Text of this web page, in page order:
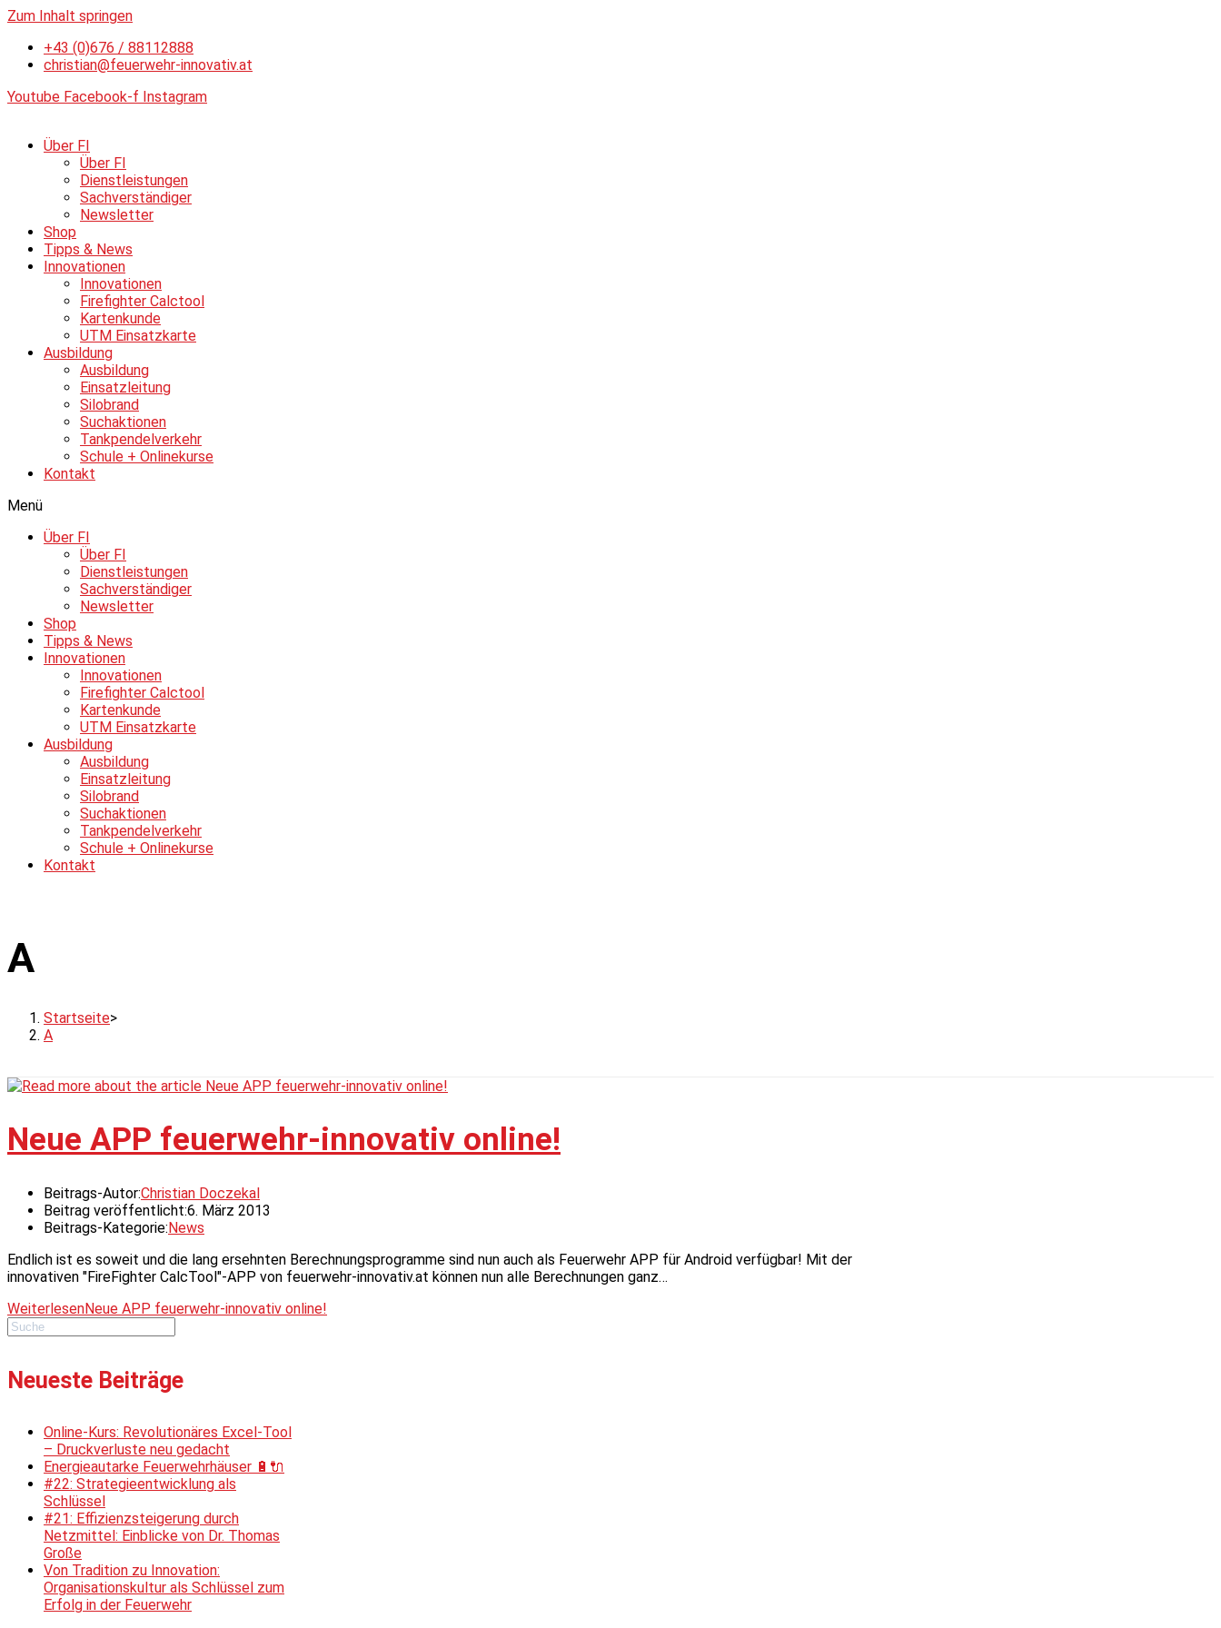
Zum Inhalt springen
+43 (0)676 / 88112888
christian@feuerwehr-innovativ.at
Youtube Facebook-f Instagram
Über FI
Über FI
Dienstleistungen
Sachverständiger
Newsletter
Shop
Tipps & News
Innovationen
Innovationen
Firefighter Calctool
Kartenkunde
UTM Einsatzkarte
Ausbildung
Ausbildung
Einsatzleitung
Silobrand
Suchaktionen
Tankpendelverkehr
Schule + Onlinekurse
Kontakt
Menü
Über FI
Über FI
Dienstleistungen
Sachverständiger
Newsletter
Shop
Tipps & News
Innovationen
Innovationen
Firefighter Calctool
Kartenkunde
UTM Einsatzkarte
Ausbildung
Ausbildung
Einsatzleitung
Silobrand
Suchaktionen
Tankpendelverkehr
Schule + Onlinekurse
Kontakt
A
Startseite>
A
Neue APP feuerwehr-innovativ online!
Beitrags-Autor:Christian Doczekal
Beitrag veröffentlicht:6. März 2013
Beitrags-Kategorie: News
Endlich ist es soweit und die lang ersehnten Berechnungsprogramme sind nun auch als Feuerwehr APP für Android verfügbar! Mit der
innovativen "FireFighter CalcTool"-APP von feuerwehr-innovativ.at können nun alle Berechnungen ganz…
WeiterlesenNeue APP feuerwehr-innovativ online!
Neueste Beiträge
Online-Kurs: Revolutionäres Excel-Tool
– Druckverluste neu gedacht
Energieautarke Feuerwehrhäuser 🔋🔌
#22: Strategieentwicklung als
Schlüssel
#21: Effizienzsteigerung durch
Netzmittel: Einblicke von Dr. Thomas
Große
Von Tradition zu Innovation:
Organisationskultur als Schlüssel zum
Erfolg in der Feuerwehr